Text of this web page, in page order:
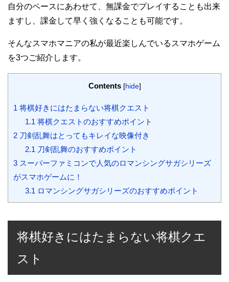
自分のペースにあわせて、無課金でプレイすることも出来
ますし、課金して早く強くなることも可能です。
そんなスマホマニアの私が最近楽しんでいるスマホゲーム
を3つご紹介します。
Contents [hide]
1 将棋好きにはたまらない将棋クエスト
1.1 将棋クエストのおすすめポイント
2 刀剣乱舞はとってもキレイな映像付き
2.1 刀剣乱舞のおすすめポイント
3 スーパーファミコンで人気のロマンシングサガシリーズ
がスマホゲームに！
3.1 ロマンシングサガシリーズのおすすめポイント
将棋好きにはたまらない将棋クエ
スト